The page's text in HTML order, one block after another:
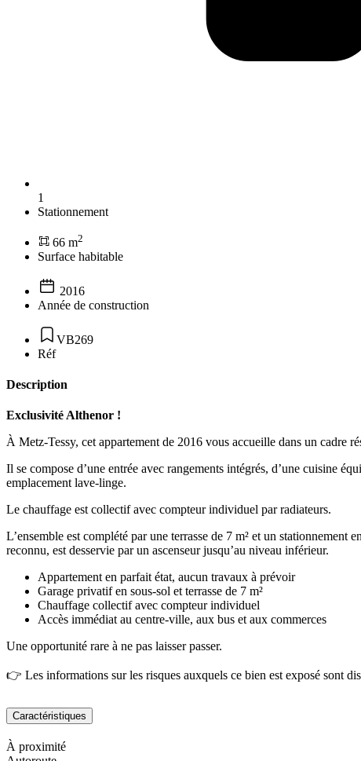
1
Stationnement
66 m2
Surface habitable
2016
Année de construction
VB269
Réf
Description
Exclusivité Althenor !
À Metz-Tessy, cet appartement de 2016 vous accueille dans un cadre
Il se compose d’une entrée avec rangements intégrés, d’une cuisine
emplacement lave-linge.
Le chauffage est collectif avec compteur individuel par radiateurs.
L’ensemble est complété par une terrasse de 7 m² et un
reconnu, est desservie par un ascenseur jusqu’au niveau inférieur.
Appartement en parfait état, aucun travaux à prévoir
Garage privatif en sous-sol et terrasse de 7 m²
Chauffage collectif avec compteur individuel
Accès immédiat au centre-ville, aux bus et aux commerces
Une opportunité rare à ne pas laisser passer.
👉 Les informations sur les risques auxquels ce bien est exposé sont
Caractéristiques
À proximité